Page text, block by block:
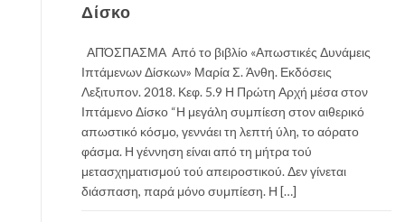
Δίσκο
ΑΠΌΣΠΑΣΜΑ Από το βιβλίο «Απωστικές Δυνάμεις
Ιπτάμενων Δίσκων» Μαρία Σ. Άνθη. Εκδόσεις
Λεξιτυπον. 2018. Κεφ. 5.9 Η Πρώτη Αρχή μέσα στον
Ιπτάμενο Δίσκο “Η μεγάλη συμπίεση στον αιθερικό
απωστικό κόσμο, γεννάει τη λεπτή ύλη, το αόρατο
φάσμα. Η γέννηση είναι από τη μήτρα τού
μετασχηματισμού τού απειροστικού. Δεν γίνεται
διάσπαση, παρά μόνο συμπίεση. Η […]